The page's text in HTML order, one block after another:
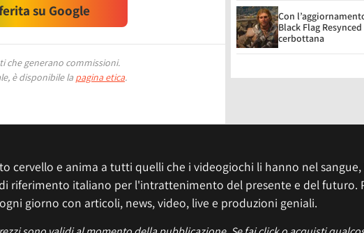
su Google
che generano commissioni.
è disponibile la pagina etica.
Con
Black Flag
cerbottana
cervello e anima a tutti quelli che i videogiochi li hanno nel
riferimento italiano per l'intrattenimento del presente e del futuro.
giorno con articoli, news, video, live e produzioni geniali.